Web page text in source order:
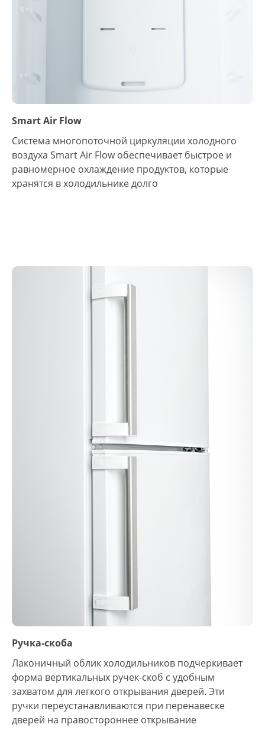
Smart Air Flow
Система многопоточной циркуляции холодного
воздуха Smart Air Flow обеспечивает быстрое и
равномерное охлаждение продуктов, которые
хранятся в холодильнике долго
Ручка-скоба
Лаконичный облик холодильников подчеркивает
форма вертикальных ручек-скоб с удобным
захватом для легкого открывания дверей. Эти
ручки переустанавливаются при перенавеске
дверей на правостороннее открывание